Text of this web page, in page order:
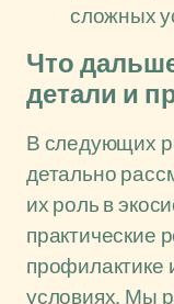
сложных
Что
детали и
В следующих
детально
их роль в
практические
профилактике
условиях. Мы